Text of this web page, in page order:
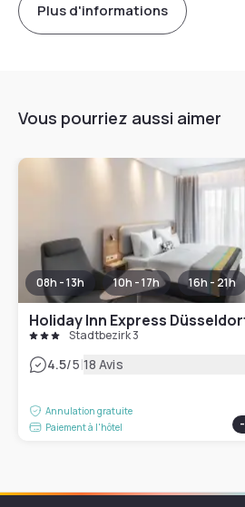
Plus d'informations
Vous pourriez aussi aimer
08h - 13h 10h - 17h 16h - 21h
Stadtbezirk 3
4.5/5|18 Avis
Annulation gratuite
Paiement à l'hôtel
-